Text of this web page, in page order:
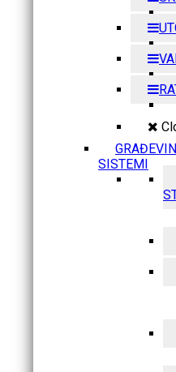
SISTEMI